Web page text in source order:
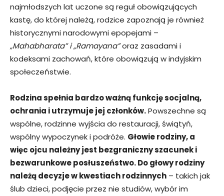
najmłodszych lat uczone są reguł obowiązujących
kastę, do której należą, rodzice zapoznają je również
historycznymi narodowymi epopejami –
„Mahabharata” i „Ramayana”oraz zasadami i
kodeksami zachowań, które obowiązują w indyjskim
społeczeństwie.
Rodzina spełnia bardzo ważną funkcję socjalną,
ochrania i utrzymuje jej członków.Powszechne są
wspólne, rodzinne wyjścia do restauracji, świątyń,
wspólny wypoczynek i podróże. Głowie rodziny, a
więc ojcu należny jest bezgraniczny szacunek i
bezwarunkowe posłuszeństwo. Do głowy rodziny
należą decyzje w kwestiach rodzinnych – takich jak
ślub dzieci, podjęcie przez nie studiów, wybór im